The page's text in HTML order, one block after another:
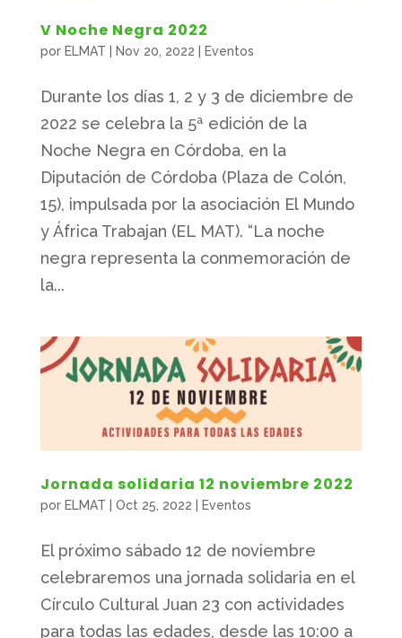
V Noche Negra 2022
por ELMAT Nov 20, 2022 Eventos
Durante los días 1, 2 y 3 de diciembre de
2022 se celebra la 5ª edición de la
Noche Negra en Córdoba, en la
Diputación de Córdoba (Plaza de Colón,
15), impulsada por la asociación El Mundo
y África Trabajan (EL MAT). “La noche
negra representa la conmemoración de
la...
Jornada solidaria 12 noviembre 2022
por ELMAT Oct 25, 2022 Eventos
El próximo sábado 12 de noviembre
celebraremos una jornada solidaria en el
Círculo Cultural Juan 23 con actividades
para todas las edades, desde las 10:00 a